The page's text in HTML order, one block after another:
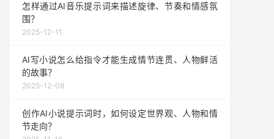
怎样通过AI音乐提示词来描述旋律、节奏和情感氛
围？
2025-12-11
AI写小说怎么给指令才能生成情节连贯、人物鲜活
的故事？
2025-12-08
创作AI小说提示词时，如何设定世界观、人物和情
节走向？